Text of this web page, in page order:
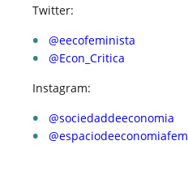
Twitter:
@eecofeminista
@Econ_Critica
Instagram:
@sociedaddeeconomia
@espaciodeeconomiafem